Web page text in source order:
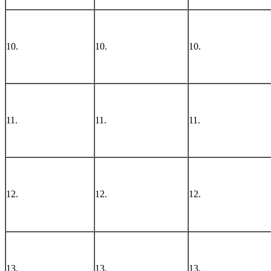
10. 10. 10.
11. 11. 11.
12. 12. 12.
13. 13. 13.